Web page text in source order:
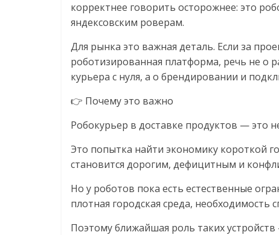
корректнее говорить осторожнее: это
яндексовским роверам.
Для рынка это важная деталь. Если за
роботизированная платформа, речь не о
курьера с нуля, а о брендировании и
👉 Почему это важно
Робокурьер в доставке продуктов — это
Это попытка найти экономику короткой
становится дорогим, дефицитным и
Но у роботов пока есть естественные
плотная городская среда, необходимость
Поэтому ближайшая роль таких